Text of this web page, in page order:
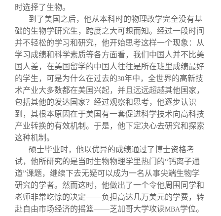
时选择了生物。
到了美国之后，他从本科时的物理改学完全没有基
础的生物学研究生，跨度之大可想而知。经过一段时间
并不轻松的学习和研究，他开始思考这样一个现象：从
学习成绩和科学素质等各方面看，我们中国人并不比美
国人差，在美国留学的中国人往往是所在班里成绩最好
的学生，可是为什么在过去的30年中，全世界的高新技
术产业大多数都在美国兴起，并且远远超越其他国家，
包括其他的发达国家？经过观察和思考，他逐步认识
到，其根本原因在于美国有一套促进科学技术向高科技
产业转换的有效机制。于是，他下定决心去研究和探索
这种机制。
硕士毕业时，他以优异的成绩通过了博士资格考
试，他所研究的是当时生物物理学里热门的“钙离子通
道”课题，继续下去无疑可以成为一名从事尖端生物学
研究的学者。然而这时，他做出了一个令他周围同学和
老师非常吃惊的决定——负担高达几万美元的学费，转
赴自由市场经济的摇篮——芝加哥大学攻读MBA学位。